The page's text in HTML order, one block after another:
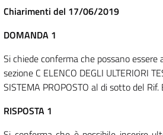
Chiarimenti del 17/06/2019
DOMANDA 1
Si chiede conferma che possano
sezione C ELENCO DEGLI ULTERIORI
SISTEMA PROPOSTO al di sotto del
RISPOSTA 1